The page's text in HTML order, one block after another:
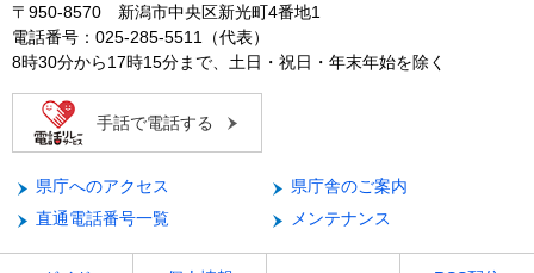
〒950-8570 新潟市中央区新光町4番地1
電話番号：025-285-5511（代表）
8時30分から17時15分まで、土日・祝日・年末年始を除く
手話で電話する
県庁へのアクセス
県庁舎のご案内
直通電話番号一覧
メンテナンス